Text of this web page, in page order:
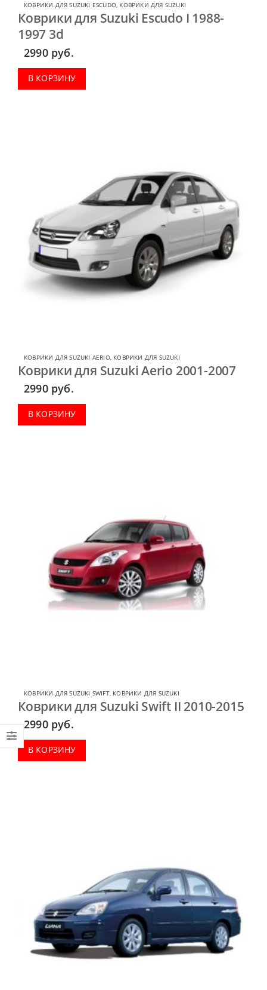
КОВРИКИ ДЛЯ SUZUKI ESCUDO, КОВРИКИ ДЛЯ SUZUKI
Коврики для Suzuki Escudo I 1988-
1997 3d
2990 руб.
В КОРЗИНУ
КОВРИКИ ДЛЯ SUZUKI AERIO, КОВРИКИ ДЛЯ SUZUKI
Коврики для Suzuki Aerio 2001-2007
2990 руб.
В КОРЗИНУ
КОВРИКИ ДЛЯ SUZUKI SWIFT, КОВРИКИ ДЛЯ SUZUKI
Коврики для Suzuki Swift II 2010-2015
2990 руб.
В КОРЗИНУ